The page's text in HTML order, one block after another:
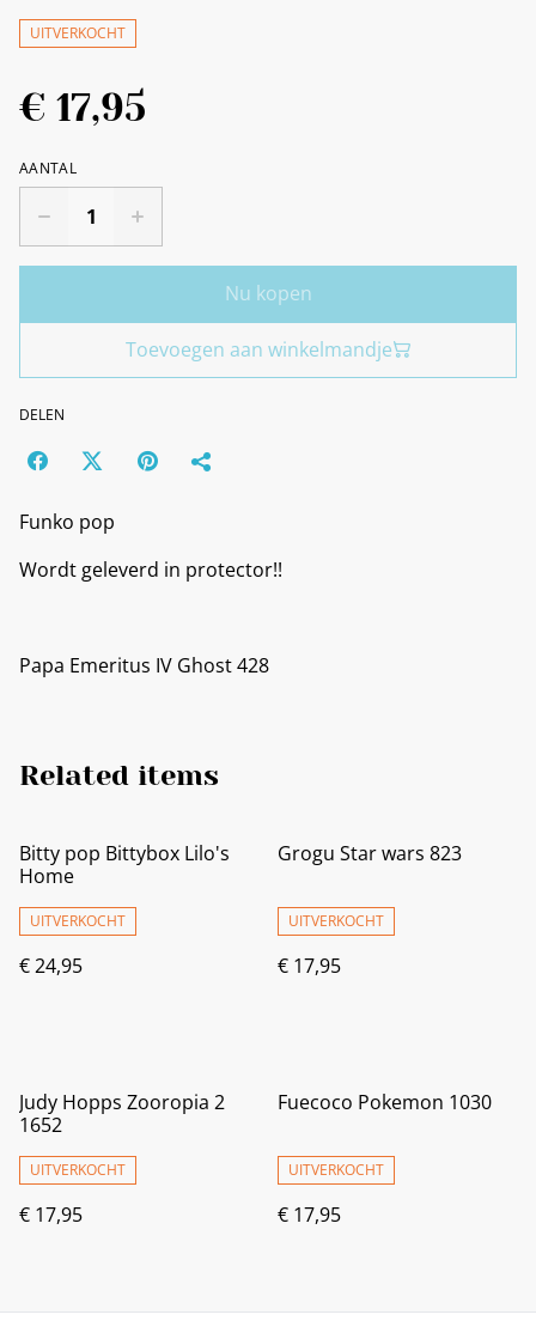
UITVERKOCHT
€ 17,95
AANTAL
Nu kopen
Toevoegen aan winkelmandje
DELEN
Funko pop
Wordt geleverd in protector!!
Papa Emeritus IV Ghost 428
Related items
Bitty pop Bittybox Lilo's
Home
UITVERKOCHT
€ 24,95
Grogu Star wars 823
UITVERKOCHT
€ 17,95
Judy Hopps Zooropia 2
1652
UITVERKOCHT
€ 17,95
Fuecoco Pokemon 1030
UITVERKOCHT
€ 17,95